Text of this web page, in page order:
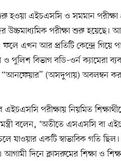
এইচএসসি ও সমমান পরীক্ষা
উচ্চমাধ্যমিক পরীক্ষা শুরু হয়েছে।
এখন আর প্রতিটি কেন্দ্রে গিয়ে
পুলিশ বিভাগ বডি–ওর্ন ক্যামেরা
(অসদুপায়) অবলম্বন
এইচএসসি পরীক্ষায় নিয়মিত
মন্ত্রী বলেন, ‘অতীতে এসএসসি বা
যাওয়ার একটি স্বাভাবিক গতি
আগামী দিনে ক্লাসরুমের শিক্ষা ও